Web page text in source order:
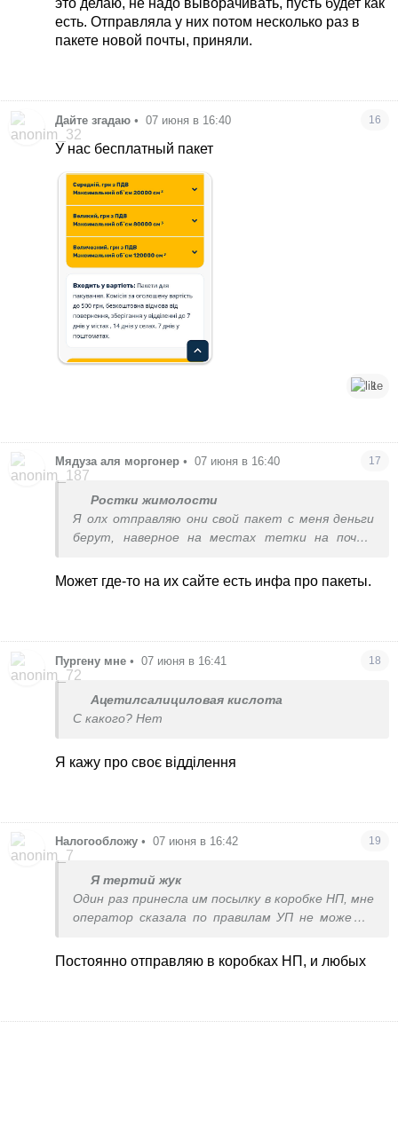
это делаю, не надо выворачивать, пусть будет как
есть. Отправляла у них потом несколько раз в
пакете новой почты, приняли.
Дайте згадаю • 07 июня в 16:40 16
У нас бесплатный пакет
1
Мядуза аля моргонер • 07 июня в 16:40 17
Ростки жимолости
Я олх отправляю они свой пакет с меня деньги
берут, наверное на местах тетки на почте
Может где-то на их сайте есть инфа про пакеты.
Пургену мне • 07 июня в 16:41 18
Ацетилсалициловая кислота
С какого? Нет
Я кажу про своє відділення
Налогообложу • 07 июня в 16:42 19
Я тертий жук
Один раз принесла им посылку в коробке НП, мне
оператор сказала по правилам УП не может в
вывернуть коробку наизнанку, чтоб лого НП
Постоянно отправляю в коробках НП, и любых